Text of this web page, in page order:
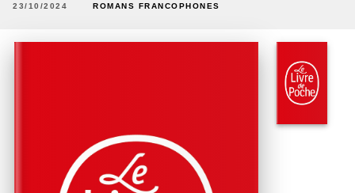
23/10/2024 ROMANS FRANCOPHONES